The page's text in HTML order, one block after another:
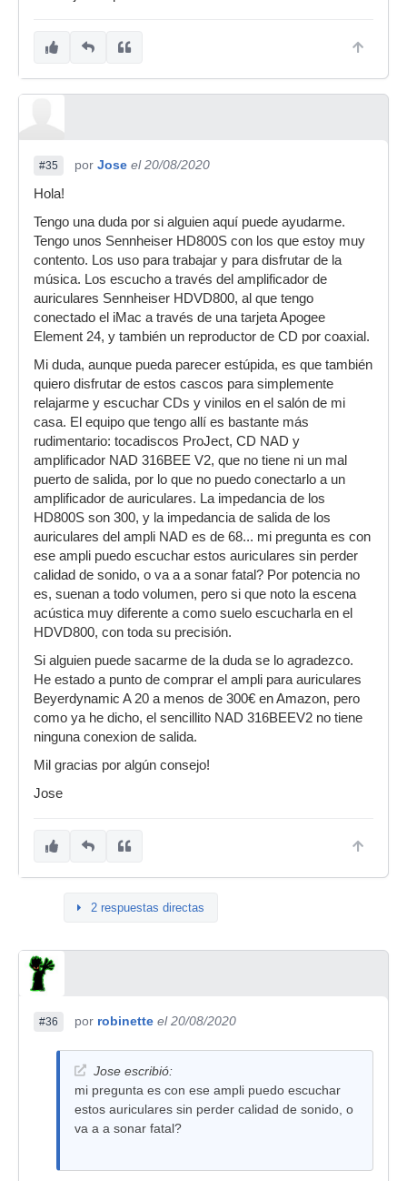
#35 por Jose el 20/08/2020
Hola!
Tengo una duda por si alguien aquí puede ayudarme.
Tengo unos Sennheiser HD800S con los que estoy muy
contento. Los uso para trabajar y para disfrutar de la
música. Los escucho a través del amplificador de
auriculares Sennheiser HDVD800, al que tengo
conectado el iMac a través de una tarjeta Apogee
Element 24, y también un reproductor de CD por coaxial.
Mi duda, aunque pueda parecer estúpida, es que también
quiero disfrutar de estos cascos para simplemente
relajarme y escuchar CDs y vinilos en el salón de mi
casa. El equipo que tengo allí es bastante más
rudimentario: tocadiscos ProJect, CD NAD y
amplificador NAD 316BEE V2, que no tiene ni un mal
puerto de salida, por lo que no puedo conectarlo a un
amplificador de auriculares. La impedancia de los
HD800S son 300, y la impedancia de salida de los
auriculares del ampli NAD es de 68... mi pregunta es con
ese ampli puedo escuchar estos auriculares sin perder
calidad de sonido, o va a a sonar fatal? Por potencia no
es, suenan a todo volumen, pero si que noto la escena
acústica muy diferente a como suelo escucharla en el
HDVD800, con toda su precisión.
Si alguien puede sacarme de la duda se lo agradezco.
He estado a punto de comprar el ampli para auriculares
Beyerdynamic A 20 a menos de 300€ en Amazon, pero
como ya he dicho, el sencillito NAD 316BEEV2 no tiene
ninguna conexion de salida.
Mil gracias por algún consejo!
Jose
2 respuestas directas
#36 por robinette el 20/08/2020
Jose escribió:
mi pregunta es con ese ampli puedo escuchar
estos auriculares sin perder calidad de sonido, o
va a a sonar fatal?